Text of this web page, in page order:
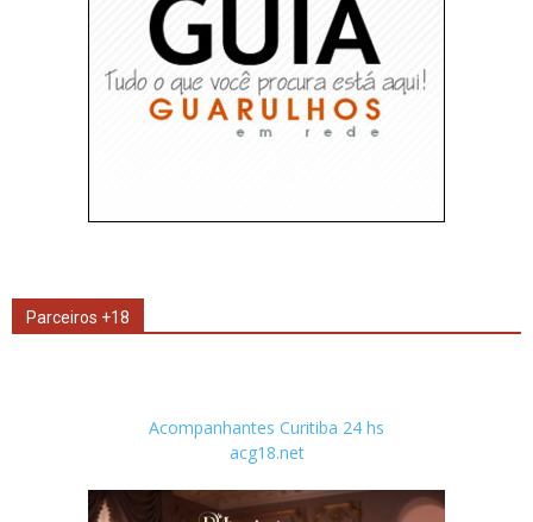
Parceiros +18
Acompanhantes Curitiba 24 hs
acg18.net